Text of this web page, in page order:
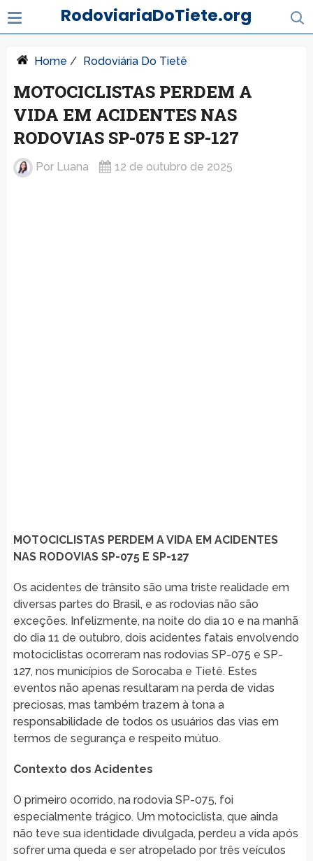
RodoviariaDoTiete.org
Home / Rodoviária Do Tietê
MOTOCICLISTAS PERDEM A
VIDA EM ACIDENTES NAS
RODOVIAS SP-075 E SP-127
Por Luana 12 de outubro de 2025
MOTOCICLISTAS PERDEM A VIDA EM ACIDENTES
NAS RODOVIAS SP-075 E SP-127
Os acidentes de trânsito são uma triste realidade em
diversas partes do Brasil, e as rodovias não são
exceções. Infelizmente, na noite do dia 10 e na manhã
do dia 11 de outubro, dois acidentes fatais envolvendo
motociclistas ocorreram nas rodovias SP-075 e SP-
127, nos municípios de Sorocaba e Tietê. Estes
eventos não apenas resultaram na perda de vidas
preciosas, mas também trazem à tona a
responsabilidade de todos os usuários das vias em
termos de segurança e respeito mútuo.
Contexto dos Acidentes
O primeiro ocorrido, na rodovia SP-075, foi
especialmente trágico. Um motociclista, que ainda
não teve sua identidade divulgada, perdeu a vida após
sofrer uma queda e ser atropelado por três veículos